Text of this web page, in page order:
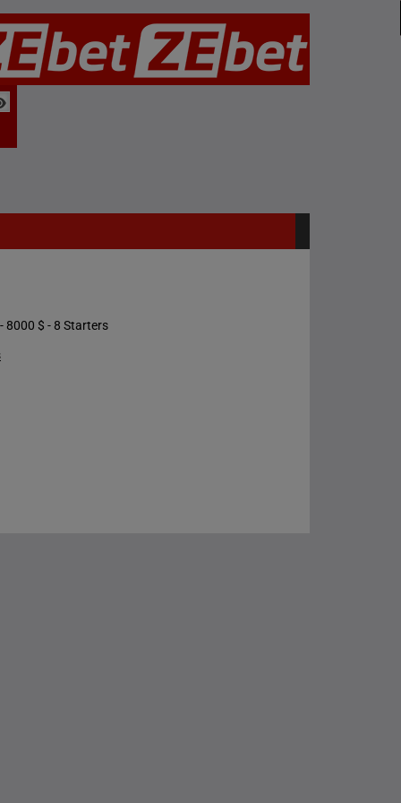
8000 $ - 8 Starters